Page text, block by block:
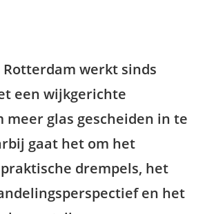
Rotterdam werkt sinds
een wijkgerichte
meer glas gescheiden in te
gaat het om het
drempels, het
en het